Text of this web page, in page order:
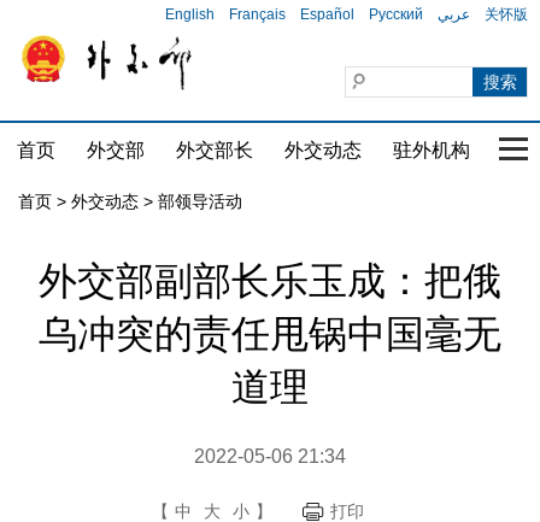
English Français Español Русский عربي 关怀版
首页 外交部 外交部长 外交动态 驻外机构 国
首页 > 外交动态 > 部领导活动
外交部副部长乐玉成：把俄
乌冲突的责任甩锅中国毫无
道理
2022-05-06 21:34
【 中 大 小 】 打印